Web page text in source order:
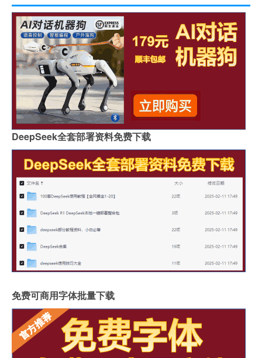
DeepSeek全套部署资料免费下载
免费可商用字体批量下载